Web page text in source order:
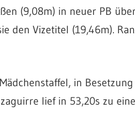
(9,08m) in neuer PB
den Vizetitel (19,46m).
in
lief in 53,20s zu